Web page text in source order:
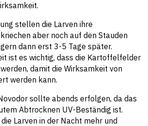
stellen die Larven ihre
aber noch auf den Stauden
dann erst 3-5 Tage später.
ist es wichtig, dass die Kartoffelfelder
damit die Wirksamkeit von
werden kann.
sollte abends erfolgen, da das
Abtrocknen UV-Beständig ist.
Larven in der Nacht mehr und